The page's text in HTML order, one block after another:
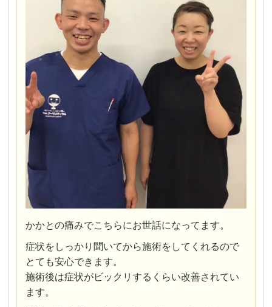
かかとの痛みでこちらにお世話になってます。
症状をしっかり聞いてから施術をしてくれるので
とても安心できます。
施術後は症状がビックリするくらい改善されてい
ます。